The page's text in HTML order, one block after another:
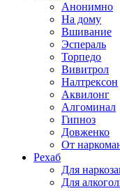
Анонимно
На дому
Вшивание
Эспераль
Торпедо
Вивитрол
Налтрексон
Аквилонг
Алгоминал
Гипноз
Довженко
От
Рехаб
Для
Для